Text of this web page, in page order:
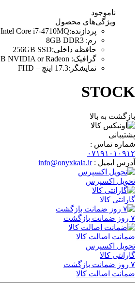
ناموجود
ویژگی‌های محصول
پردازنده:
Intel Core i7-4710MQ
رم:
حافظه داخلی:
256GB SSD
گرافیک:
نمایشگر :17.3 اینچ – FHD
STOCK
بازگشت به بالا
پشتیبانی
شماره تماس :
۰۷۱۹۱۰۱۰۹۱۲
آدرس ایمیل : info@onyxkala.ir
تحویل اکسپرس
گارانتی کالا
۷ روز ضمانت بازگشت
ضمانت اصالت کالا
تحویل اکسپرس
گارانتی کالا
۷ روز ضمانت بازگشت
ضمانت اصالت کالا